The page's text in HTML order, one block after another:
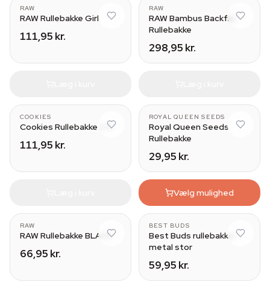
RAW
RAW Rullebakke Girl
111,95 kr.
RAW
RAW Bambus Backflip
Rullebakke
298,95 kr.
COOKIES
Cookies Rullebakke 2.0
111,95 kr.
ROYAL QUEEN SEEDS
Royal Queen Seeds
Rullebakke
29,95 kr.
Vælg mulighed
RAW
RAW Rullebakke BLACK
66,95 kr.
BEST BUDS
Best Buds rullebakke i
metal stor
59,95 kr.